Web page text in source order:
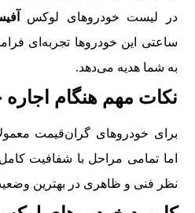
در لیست خودروهای لوکس
ساعتی این خودروها تجربه‌ای
به شما هدیه می‌دهد.
نکات مهم هنگام
برای خودروهای گران‌قیمت
اما تمامی مراحل با شفافیت
نظر فنی و ظاهری در بهترین